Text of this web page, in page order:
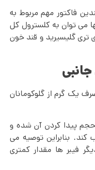
فاکتور مهم مربوط به
می‌ توان به کلسترول کل
تری گلیسیرید و قند خون
یک گرم از گلوکومانان
پیدا کردن آن شده و
آب جذب کند. بنابراین توصیه می‌
فیبر ها مقدار کمتری